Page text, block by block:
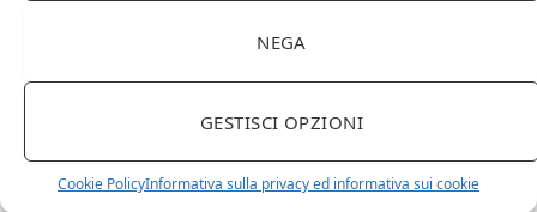
NEGA
GESTISCI OPZIONI
Cookie PolicyInformativa sulla privacy ed informativa sui cookie
Non hai un sito web o vuoi un restyling del tuo sito
Sei interessato a comparire in queste pagine?Contattaci,
sarai ricontattato al più presto.